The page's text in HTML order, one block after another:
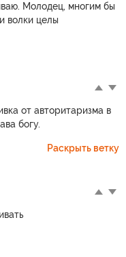
Молодец, многим бы
волки целы
от авторитаризма в
богу.
Раскрыть ветку